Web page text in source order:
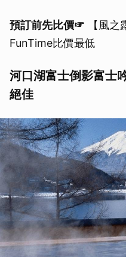
預訂前先比價☞ 【風之
FunTime比價最低
河口湖富士倒影富士
絕佳